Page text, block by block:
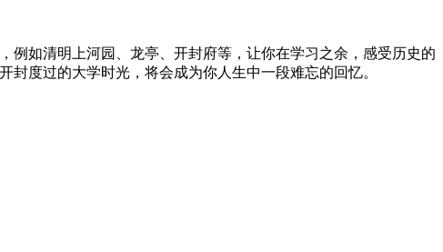
例如清明上河园、龙亭、开封府等，让你在学习之余，感受历史的
度过的大学时光，将会成为你人生中一段难忘的回忆。